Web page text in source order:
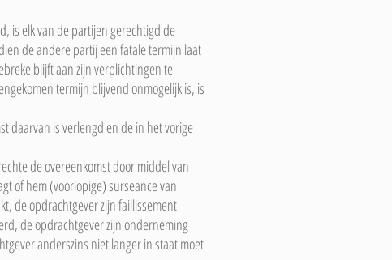
is elk van de partijen gerechtigd de
de andere partij een fatale termijn laat
blijft aan zijn verplichtingen te
termijn blijvend onmogelijk is, is
daarvan is verlengd en de in het vorige
de overeenkomst door middel van
of hem (voorlopige) surseance van
de opdrachtgever zijn faillissement
de opdrachtgever zijn onderneming
anderszins niet langer in staat moet